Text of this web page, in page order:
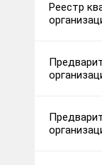
Реестр